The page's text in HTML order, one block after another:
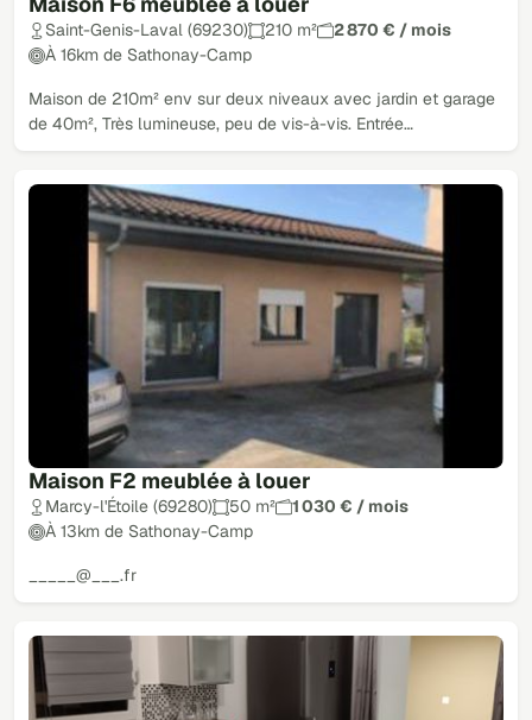
Saint-Genis-Laval (69230) 210 m²
2 870 € / mois
À 16km de Sathonay-Camp
Maison de 210m² env sur deux niveaux avec jardin et garage
de 40m², Très lumineuse, peu de vis-à-vis. Entrée…
Maison F2 meublée à louer
Marcy-l'Étoile (69280) 50 m²
1 030 € / mois
À 13km de Sathonay-Camp
_____@___.fr